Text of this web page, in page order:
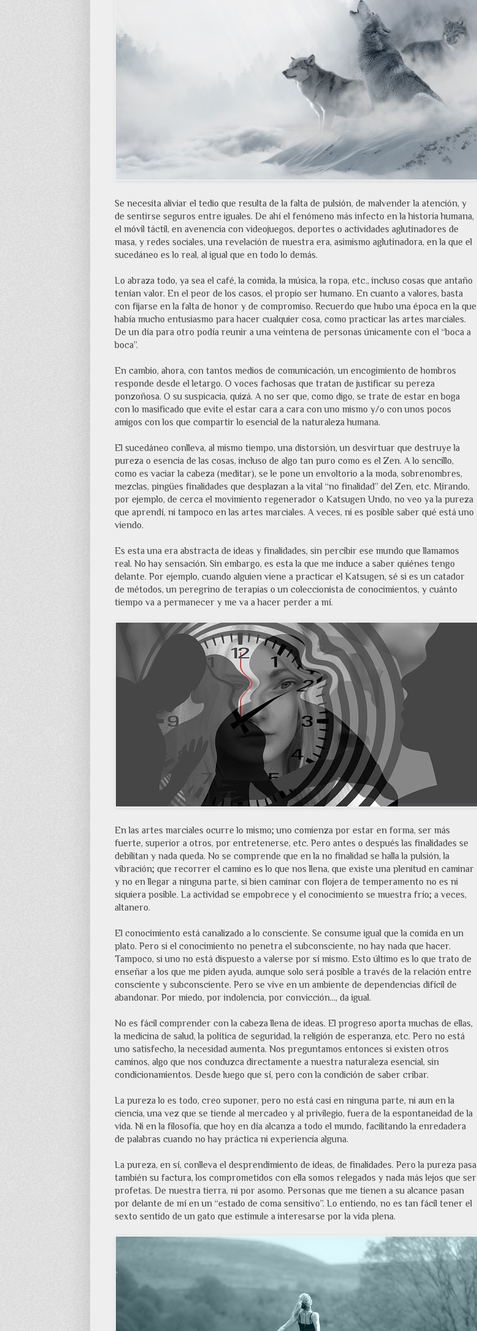
Se necesita aliviar el tedio que resulta de la falta de pulsión, de malvender la atención, y
de sentirse seguros entre iguales. De ahí el fenómeno más infecto en la historia humana,
el móvil táctil, en avenencia con videojuegos, deportes o actividades aglutinadores de
masa, y redes sociales, una revelación de nuestra era, asimismo aglutinadora, en la que el
sucedáneo es lo real, al igual que en todo lo demás.
Lo abraza todo, ya sea el café, la comida, la música, la ropa, etc., incluso cosas que antaño
tenían valor. En el peor de los casos, el propio ser humano. En cuanto a valores, basta
con fijarse en la falta de honor y de compromiso. Recuerdo que hubo una época en la que
había mucho entusiasmo para hacer cualquier cosa, como practicar las artes marciales.
De un día para otro podía reunir a una veintena de personas únicamente con el “boca a
boca”.
En cambio, ahora, con tantos medios de comunicación, un encogimiento de hombros
responde desde el letargo. O voces fachosas que tratan de justificar su pereza
ponzoñosa. O su suspicacia, quizá. A no ser que, como digo, se trate de estar en boga
con lo masificado que evite el estar cara a cara con uno mismo y/o con unos pocos
amigos con los que compartir lo esencial de la naturaleza humana.
El sucedáneo conlleva, al mismo tiempo, una distorsión, un desvirtuar que destruye la
pureza o esencia de las cosas, incluso de algo tan puro como es el Zen. A lo sencillo,
como es vaciar la cabeza (meditar), se le pone un envoltorio a la moda, sobrenombres,
mezclas, pingües finalidades que desplazan a la vital “no finalidad” del Zen, etc. Mirando,
por ejemplo, de cerca el movimiento regenerador o Katsugen Undo, no veo ya la pureza
que aprendí, ni tampoco en las artes marciales. A veces, ni es posible saber qué está uno
viendo.
Es esta una era abstracta de ideas y finalidades, sin percibir ese mundo que llamamos
real. No hay sensación. Sin embargo, es esta la que me induce a saber quiénes tengo
delante. Por ejemplo, cuando alguien viene a practicar el Katsugen, sé si es un catador
de métodos, un peregrino de terapias o un coleccionista de conocimientos, y cuánto
tiempo va a permanecer y me va a hacer perder a mí.
En las artes marciales ocurre lo mismo; uno comienza por estar en forma, ser más
fuerte, superior a otros, por entretenerse, etc. Pero antes o después las finalidades se
debilitan y nada queda. No se comprende que en la no finalidad se halla la pulsión, la
vibración; que recorrer el camino es lo que nos llena, que existe una plenitud en caminar
y no en llegar a ninguna parte, si bien caminar con flojera de temperamento no es ni
siquiera posible. La actividad se empobrece y el conocimiento se muestra frío; a veces,
altanero.
El conocimiento está canalizado a lo consciente. Se consume igual que la comida en un
plato. Pero si el conocimiento no penetra el subconsciente, no hay nada que hacer.
Tampoco, si uno no está dispuesto a valerse por sí mismo. Esto último es lo que trato de
enseñar a los que me piden ayuda, aunque solo será posible a través de la relación entre
consciente y subconsciente. Pero se vive en un ambiente de dependencias difícil de
abandonar. Por miedo, por indolencia, por convicción..., da igual.
No es fácil comprender con la cabeza llena de ideas. El progreso aporta muchas de ellas,
la medicina de salud, la política de seguridad, la religión de esperanza, etc. Pero no está
uno satisfecho, la necesidad aumenta. Nos preguntamos entonces si existen otros
caminos, algo que nos conduzca directamente a nuestra naturaleza esencial, sin
condicionamientos. Desde luego que sí, pero con la condición de saber cribar.
La pureza lo es todo, creo suponer, pero no está casi en ninguna parte, ni aun en la
ciencia, una vez que se tiende al mercadeo y al privilegio, fuera de la espontaneidad de la
vida. Ni en la filosofía, que hoy en día alcanza a todo el mundo, facilitando la enredadera
de palabras cuando no hay práctica ni experiencia alguna.
La pureza, en sí, conlleva el desprendimiento de ideas, de finalidades. Pero la pureza pasa
también su factura, los comprometidos con ella somos relegados y nada más lejos que ser
profetas. De nuestra tierra, ni por asomo. Personas que me tienen a su alcance pasan
por delante de mí en un “estado de coma sensitivo”. Lo entiendo, no es tan fácil tener el
sexto sentido de un gato que estimule a interesarse por la vida plena.